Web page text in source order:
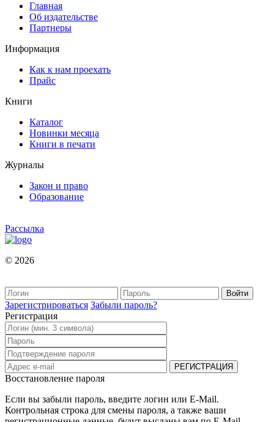
Главная
Об издательстве
Партнеры
Информация
Как к нам проехать
Прайс
Книги
Каталог
Новинки месяца
Книги в печати
Журналы
Закон и право
Образование
Рассылка
© 2026
Зарегистрироваться Забыли пароль?
Регистрация
Восстановление пароля
Если вы забыли пароль, введите логин или E-Mail.
Контрольная строка для смены пароля, а также ваши